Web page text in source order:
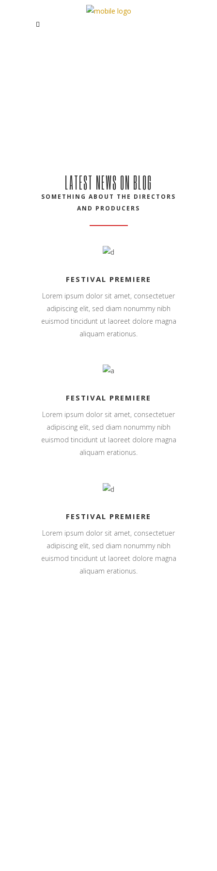
LATEST NEWS ON BLOG
SOMETHING ABOUT THE DIRECTORS
AND PRODUCERS
FESTIVAL PREMIERE
Lorem ipsum dolor sit amet, consectetuer
adipiscing elit, sed diam nonummy nibh
euismod tincidunt ut laoreet dolore magna
aliquam erationus.
FESTIVAL PREMIERE
Lorem ipsum dolor sit amet, consectetuer
adipiscing elit, sed diam nonummy nibh
euismod tincidunt ut laoreet dolore magna
aliquam erationus.
FESTIVAL PREMIERE
Lorem ipsum dolor sit amet, consectetuer
adipiscing elit, sed diam nonummy nibh
euismod tincidunt ut laoreet dolore magna
aliquam erationus.